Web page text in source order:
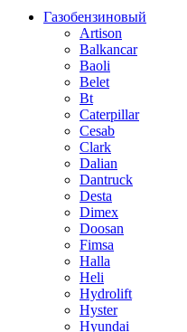
Газобензиновый
Artison
Balkancar
Baoli
Belet
Bt
Caterpillar
Cesab
Clark
Dalian
Dantruck
Desta
Dimex
Doosan
Fimsa
Halla
Heli
Hydrolift
Hyster
Hyundai